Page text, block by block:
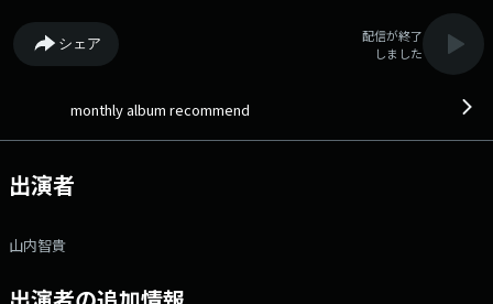
シェア
配信が終了
しました
monthly album recommend
出演者
山内智貴